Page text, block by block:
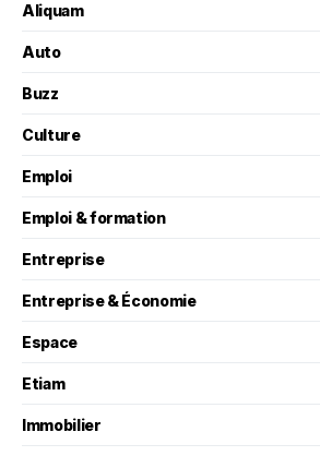
Aliquam
Auto
Buzz
Culture
Emploi
Emploi & formation
Entreprise
Entreprise & Économie
Espace
Etiam
Immobilier